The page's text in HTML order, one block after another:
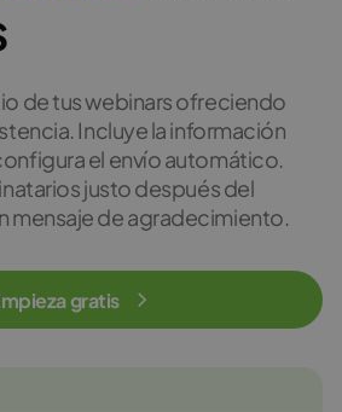
de tus webinars ofreciendo
Incluye la información
el envío automático.
justo después del
mensaje de agradecimiento.
gratis